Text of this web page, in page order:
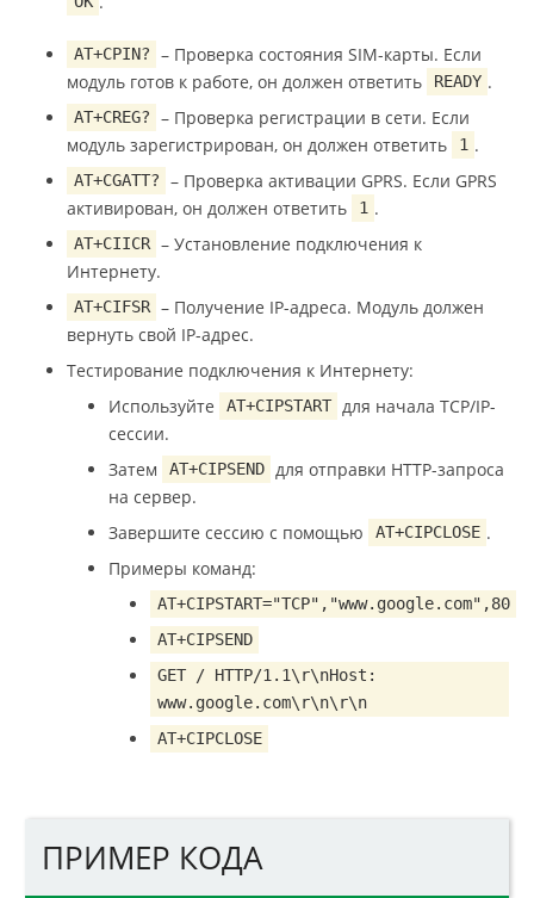
AT+CPIN?
– Проверка состояния SIM-карты. Если
модуль готов к работе, он должен ответить
READY .
AT+CREG?
– Проверка регистрации в сети. Если
модуль зарегистрирован, он должен ответить
1 .
AT+CGATT?
– Проверка активации GPRS. Если GPRS
активирован, он должен ответить
1 .
AT+CIICR – Установление подключения к
Интернету.
AT+CIFSR – Получение IP-адреса. Модуль должен
вернуть свой IP-адрес.
Тестирование подключения к Интернету:
Используйте
AT+CIPSTART для начала TCP/IP-
сессии.
Затем
AT+CIPSEND для отправки HTTP-запроса
на сервер.
Завершите сессию с помощью
AT+CIPCLOSE .
Примеры команд:
AT+CIPSTART="TCP","www.google.com",80
AT+CIPSEND
GET / HTTP/1.1\r\nHost:
www.google.com\r\n\r\n
AT+CIPCLOSE
ПРИМЕР КОДА